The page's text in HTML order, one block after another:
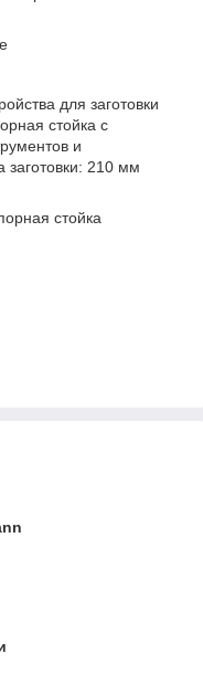
для заготовки
стойка с
и
210 мм
стойка